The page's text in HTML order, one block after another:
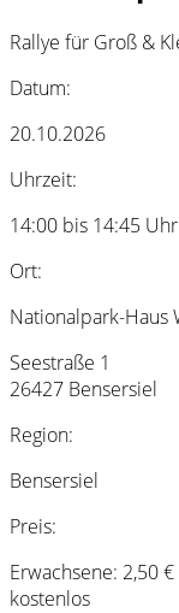
Rallye für Groß &
Datum:
20.10.2026
Uhrzeit:
14:00 bis 14:45 Uhr
Ort:
Nationalpark-Haus
Seestraße 1
26427 Bensersiel
Region:
Bensersiel
Preis:
Erwachsene: 2,50
kostenlos